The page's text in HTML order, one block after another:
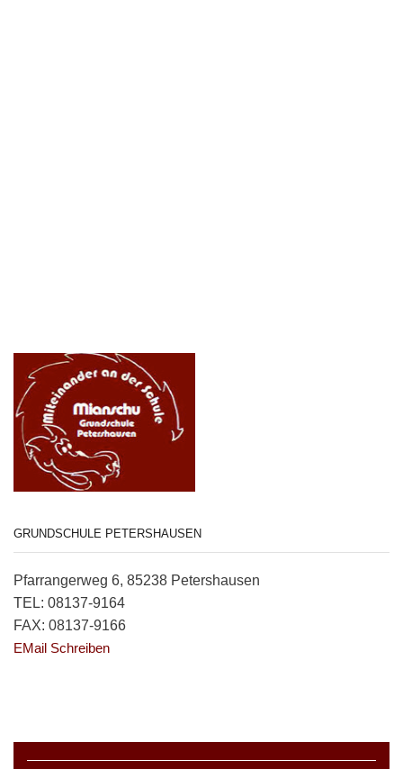
GRUNDSCHULE PETERSHAUSEN
Pfarrangerweg 6, 85238 Petershausen
TEL: 08137-9164
FAX: 08137-9166
EMail Schreiben